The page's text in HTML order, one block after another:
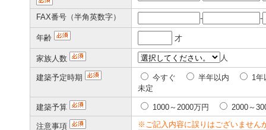
FAX番号（半角英数字） - -
年齢 才
家族人数 人
建築予定時期 今すぐ 半年以内
1年
未定
建築予算 1000～2000万円 2000～
注意事項 ※ご記入内容に誤りはございません